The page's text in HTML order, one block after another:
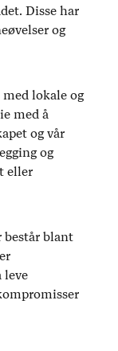
Disse har
og
lokale og
med å
og vår
og
eller
blant
leve